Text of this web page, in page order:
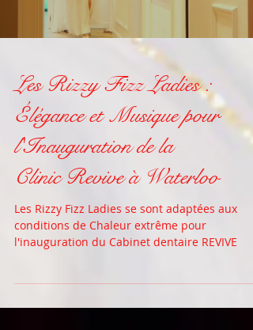
Les Rizzy Fizz Ladies :
Élégance et Musique pour
l'Inauguration de la
Clinic Revive à Waterloo
Les Rizzy Fizz Ladies se sont adaptées aux
conditions de Chaleur extrême pour
l'inauguration du Cabinet dentaire REVIVE